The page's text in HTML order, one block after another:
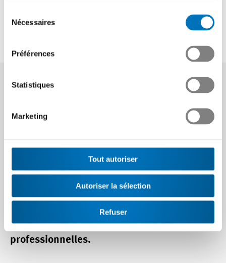
Nécessaires
Préférences
Statistiques
Marketing
Tout autoriser
Autoriser la sélection
Refuser
Programme en bref
l’étranger, nous aidons les apprentis et
jeunes diplômés à perfectionner leurs
compétences linguistiques et
professionnelles.